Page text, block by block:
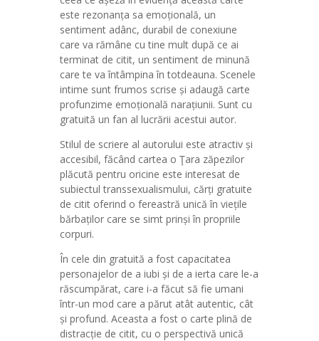
este rezonanța sa emoțională, un
sentiment adânc, durabil de conexiune
care va rămâne cu tine mult după ce ai
terminat de citit, un sentiment de minună
care te va întâmpina în totdeauna. Scenele
intime sunt frumos scrise și adaugă carte
profunzime emoțională narațiunii. Sunt cu
gratuită un fan al lucrării acestui autor.
Stilul de scriere al autorului este atractiv și
accesibil, făcând cartea o Ţara zăpezilor
plăcută pentru oricine este interesat de
subiectul transsexualismului, cărți gratuite
de citit oferind o fereastră unică în viețile
bărbaților care se simt prinși în propriile
corpuri.
În cele din gratuită a fost capacitatea
personajelor de a iubi și de a ierta care le-a
răscumpărat, care i-a făcut să fie umani
într-un mod care a părut atât autentic, cât
și profund. Aceasta a fost o carte plină de
distracție de citit, cu o perspectivă unică